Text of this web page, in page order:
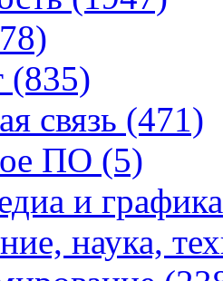
(835)
связь (471)
ПО (5)
и
наука,